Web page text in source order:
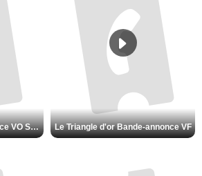
L'Odyssée Bande-annonce VO STFR Le Triangle d'or Bande-annonce VF